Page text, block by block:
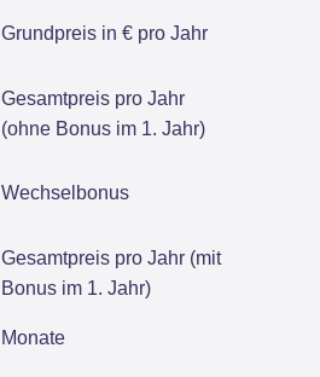
Grundpreis in € pro Jahr
Gesamtpreis pro Jahr
(ohne Bonus im 1. Jahr)
Wechselbonus
Gesamtpreis pro Jahr (mit
Bonus im 1. Jahr)
Monate